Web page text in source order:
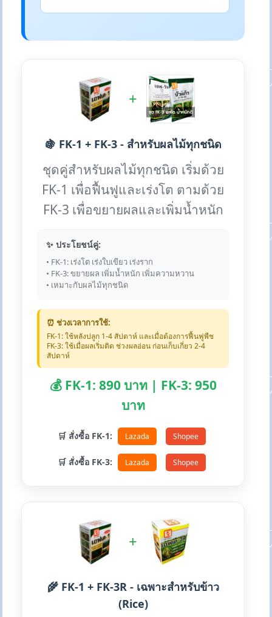
+
🍇 FK-1 + FK-3 - สำหรับผลไม้ทุกชนิด
ชุดคู่สำหรับผลไม้ทุกชนิด เริ่มด้วย
FK-1 เพื่อฟื้นฟูและเร่งโต ตามด้วย
FK-3 เพื่อขยายผลและเพิ่มน้ำหนัก
✨ ประโยชน์คู่:
• FK-1: เร่งโต เร่งใบเขียว เร่งราก
• FK-3: ขยายผล เพิ่มน้ำหนัก เพิ่มความหวาน
• เหมาะกับผลไม้ทุกชนิด
⏰ ช่วงเวลาการใช้:
FK-1: ใช้หลังปลูก 1-4 สัปดาห์ และเมื่อต้องการฟื้นฟูพืช
FK-3: ใช้เมื่อผลเริ่มติด ช่วงผลอ่อน ก่อนเก็บเกี่ยว 2-4
สัปดาห์
💰 FK-1: 890 บาท | FK-3: 950
บาท
🛒 สั่งซื้อ FK-1: Lazada Shopee
🛒 สั่งซื้อ FK-3: Lazada Shopee
+
🌾 FK-1 + FK-3R - เฉพาะสำหรับข้าว
(Rice)